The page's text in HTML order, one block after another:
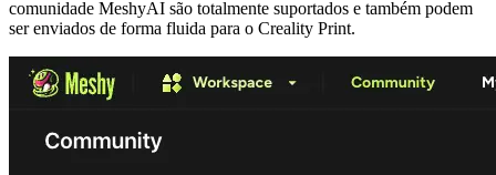
comunidade MeshyAI são totalmente suportados e também podem
ser enviados de forma fluida para o Creality Print.